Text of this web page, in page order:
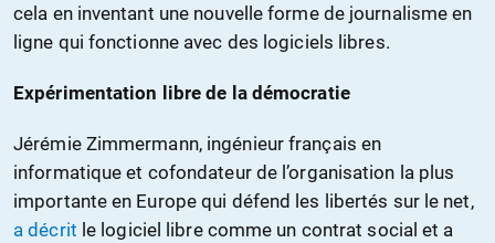
cela en inventant une nouvelle forme de journalisme en
ligne qui fonctionne avec des logiciels libres.
Expérimentation libre de la démocratie
Jérémie Zimmermann, ingénieur français en
informatique et cofondateur de l’organisation la plus
importante en Europe qui défend les libertés sur le net,
a décrit le logiciel libre comme un contrat social et a